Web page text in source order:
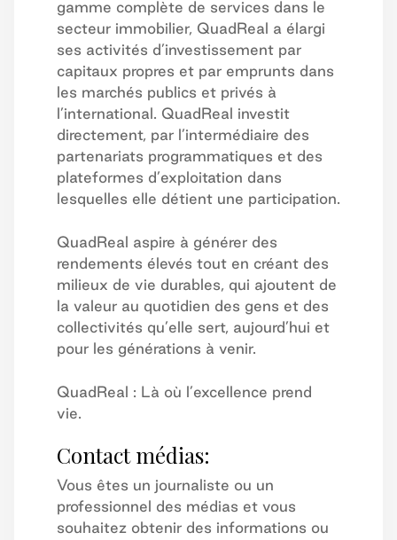
gamme complète de services dans le
secteur immobilier, QuadReal a élargi
ses activités d’investissement par
capitaux propres et par emprunts dans
les marchés publics et privés à
l’international. QuadReal investit
directement, par l’intermédiaire des
partenariats programmatiques et des
plateformes d’exploitation dans
lesquelles elle détient une participation.
QuadReal aspire à générer des
rendements élevés tout en créant des
milieux de vie durables, qui ajoutent de
la valeur au quotidien des gens et des
collectivités qu’elle sert, aujourd’hui et
pour les générations à venir.
QuadReal : Là où l’excellence prend
vie.
Contact médias:
Vous êtes un journaliste ou un
professionnel des médias et vous
souhaitez obtenir des informations ou